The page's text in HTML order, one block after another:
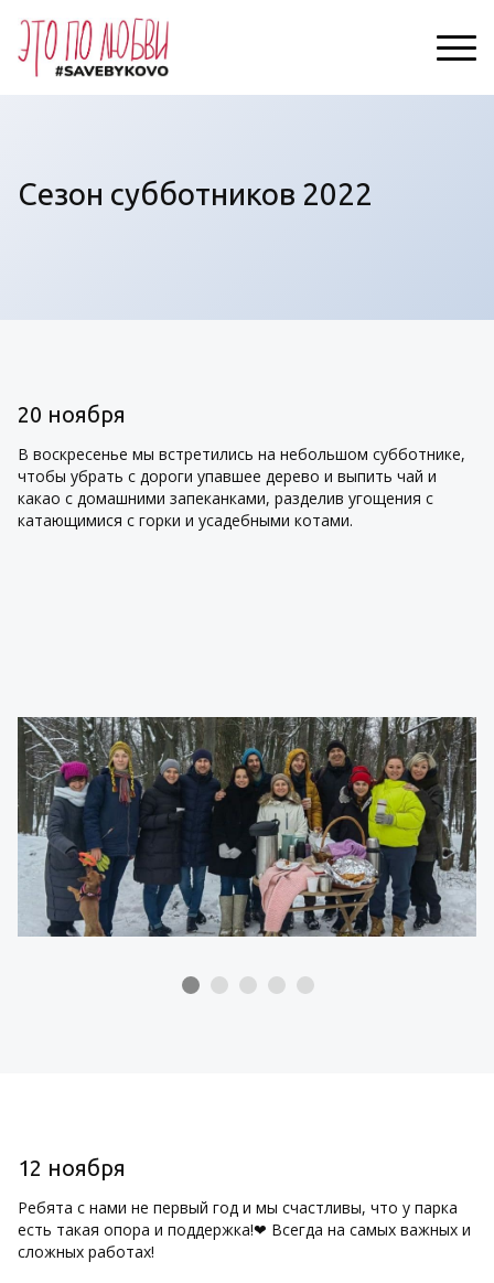
Сезон субботников 2022
20 ноября
В воскресенье мы встретились на небольшом субботнике,
чтобы убрать с дороги упавшее дерево и выпить чай и
какао с домашними запеканками, разделив угощения с
катающимися с горки и усадебными котами.
12 ноября
Ребята с нами не первый год и мы счастливы, что у парка
есть такая опора и поддержка!❤ Всегда на самых важных и
сложных работах!